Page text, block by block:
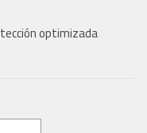
optimizada